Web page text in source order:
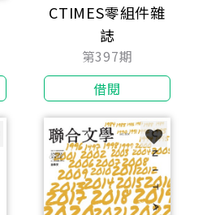
CTIMES零組件雜
誌
第397期
借閱